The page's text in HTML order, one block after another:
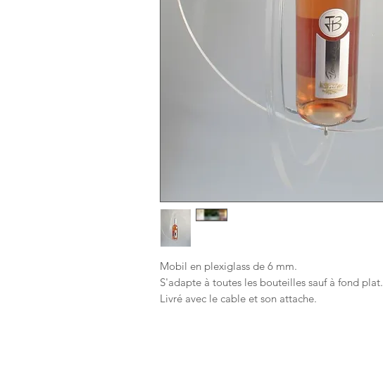
Mobil en plexiglass de 6 mm.
S'adapte à toutes les bouteilles sauf à fond plat.
Livré avec le cable et son attache.